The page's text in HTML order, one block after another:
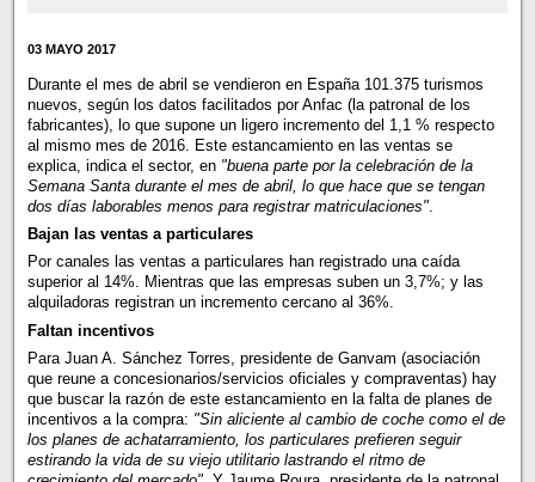
03 MAYO 2017
Durante el mes de abril se vendieron en España 101.375 turismos
nuevos, según los datos facilitados por Anfac (la patronal de los
fabricantes), lo que supone un ligero incremento del 1,1 % respecto
al mismo mes de 2016. Este estancamiento en las ventas se
explica, indica el sector, en "buena parte por la celebración de la
Semana Santa durante el mes de abril, lo que hace que se tengan
dos días laborables menos para registrar matriculaciones".
Bajan las ventas a particulares
Por canales las ventas a particulares han registrado una caída
superior al 14%. Mientras que las empresas suben un 3,7%; y las
alquiladoras registran un incremento cercano al 36%.
Faltan incentivos
Para Juan A. Sánchez Torres, presidente de Ganvam (asociación
que reune a concesionarios/servicios oficiales y compraventas) hay
que buscar la razón de este estancamiento en la falta de planes de
incentivos a la compra: "Sin aliciente al cambio de coche como el de
los planes de achatarramiento, los particulares prefieren seguir
estirando la vida de su viejo utilitario lastrando el ritmo de